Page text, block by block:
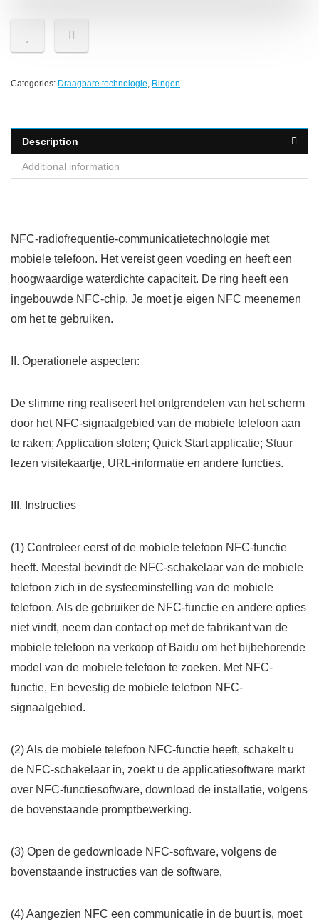
Categories: Draagbare technologie, Ringen
Description
Additional information
NFC-radiofrequentie-communicatietechnologie met
mobiele telefoon. Het vereist geen voeding en heeft een
hoogwaardige waterdichte capaciteit. De ring heeft een
ingebouwde NFC-chip. Je moet je eigen NFC meenemen
om het te gebruiken.
II. Operationele aspecten:
De slimme ring realiseert het ontgrendelen van het scherm
door het NFC-signaalgebied van de mobiele telefoon aan
te raken; Application sloten; Quick Start applicatie; Stuur
lezen visitekaartje, URL-informatie en andere functies.
III. Instructies
(1) Controleer eerst of de mobiele telefoon NFC-functie
heeft. Meestal bevindt de NFC-schakelaar van de mobiele
telefoon zich in de systeeminstelling van de mobiele
telefoon. Als de gebruiker de NFC-functie en andere opties
niet vindt, neem dan contact op met de fabrikant van de
mobiele telefoon na verkoop of Baidu om het bijbehorende
model van de mobiele telefoon te zoeken. Met NFC-
functie, En bevestig de mobiele telefoon NFC-
signaalgebied.
(2) Als de mobiele telefoon NFC-functie heeft, schakelt u
de NFC-schakelaar in, zoekt u de applicatiesoftware markt
over NFC-functiesoftware, download de installatie, volgens
de bovenstaande promptbewerking.
(3) Open de gedownloade NFC-software, volgens de
bovenstaande instructies van de software,
(4) Aangezien NFC een communicatie in de buurt is, moet